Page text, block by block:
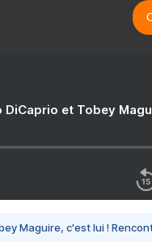
DiCaprio et Tobey
Maguire, c'est lui !